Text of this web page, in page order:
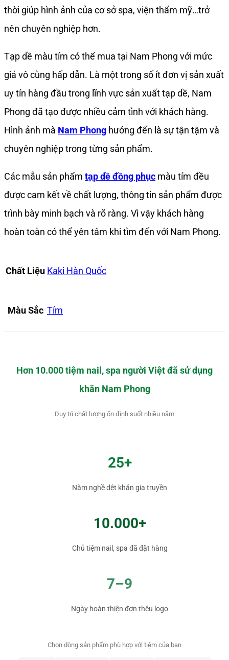
thời giúp hình ảnh của cơ sở spa, viện thẩm mỹ…trở
nên chuyên nghiệp hơn.
Tạp dề màu tím có thể mua tại Nam Phong với mức
giá vô cùng hấp dẫn. Là một trong số ít đơn vị sản xuất
uy tín hàng đầu trong lĩnh vực sản xuất tạp dề, Nam
Phong đã tạo được nhiều cảm tình với khách hàng.
Hình ảnh mà Nam Phong hướng đến là sự tận tậm và
chuyên nghiệp trong từng sản phẩm.
Các mẫu sản phẩm tạp dề đồng phục màu tím đều
được cam kết về chất lượng, thông tin sản phẩm được
trình bày minh bạch và rõ ràng. Vì vậy khách hàng
hoàn toàn có thể yên tâm khi tìm đến với Nam Phong.
Chất Liệu Kaki Hàn Quốc
Màu Sắc Tím
Hơn 10.000 tiệm nail, spa người Việt đã sử dụng
khăn Nam Phong
Duy trì chất lượng ổn định suốt nhiều năm
25+
Năm nghề dệt khăn gia truyền
10.000+
Chủ tiệm nail, spa đã đặt hàng
7–9
Ngày hoàn thiện đơn thêu logo
Chọn dòng sản phẩm phù hợp với tiệm của bạn